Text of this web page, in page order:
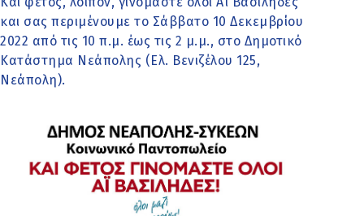
και σας περιμένουμε το Σάββατο 10 Δεκεμβρίου
2022 από τις 10 π.μ. έως τις 2 μ.μ., στο Δημοτικό
Κατάστημα Νεάπολης (Ελ. Βενιζέλου 125,
Νεάπολη).